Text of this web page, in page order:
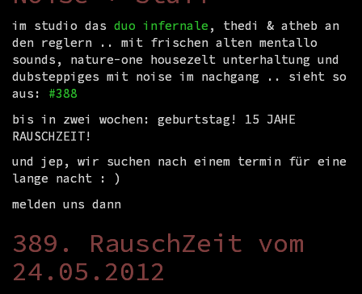
im studio das duo infernale , thedi & atheb an
den reglern .. mit frischen alten mentallo
sounds, nature-one housezelt unterhaltung und
dubsteppiges mit noise im nachgang .. sieht so
aus: #388
bis in zwei wochen: geburtstag! 15 JAHE
RAUSCHZEIT!
und jep, wir suchen nach einem termin für eine
lange nacht : )
melden uns dann
389. RauschZeit vom
24.05.2012